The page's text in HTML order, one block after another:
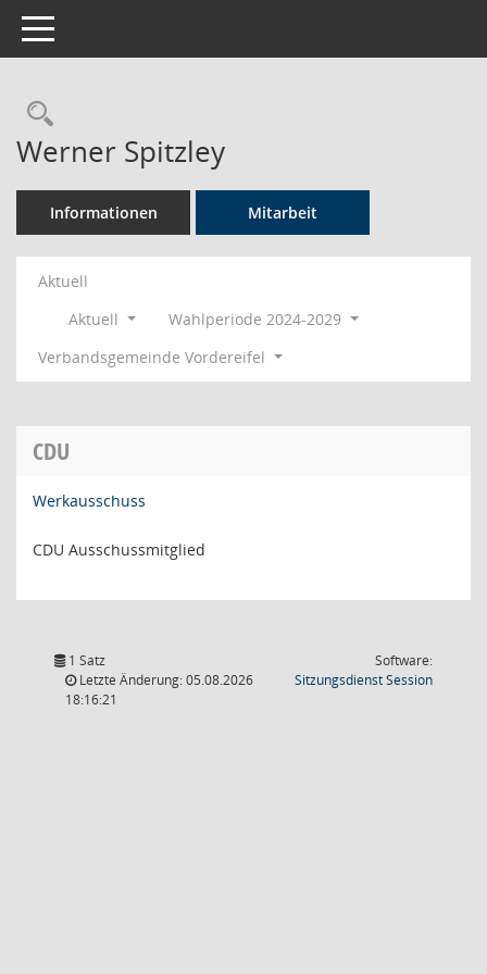
Toggle navigation
Rechercheauswahl
Werner Spitzley
Informationen Mitarbeit
Aktuell
Aktuell
Wahlperiode 2024-2029
Verbandsgemeinde Vordereifel
CDU
Werkausschuss
CDU Ausschussmitglied
1 Satz
Letzte Änderung: 05.08.2026
18:16:21
Software:
SitzungsdienstSession(Wird in